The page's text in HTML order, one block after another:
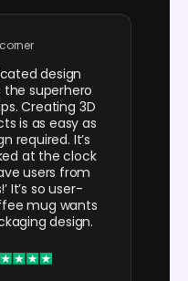
design
the superhero
Creating 3D
is as easy as
required. It’s
at the clock
users from
It’s so user-
mug wants
design.